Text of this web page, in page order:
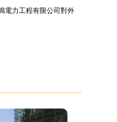
電力工程有限公司對外